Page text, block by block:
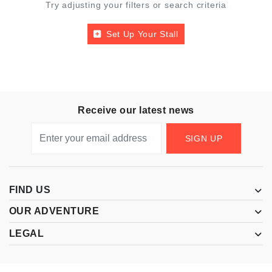
Try adjusting your filters or search criteria
Set Up Your Stall
Receive our latest news
SIGN UP
FIND US
OUR ADVENTURE
LEGAL